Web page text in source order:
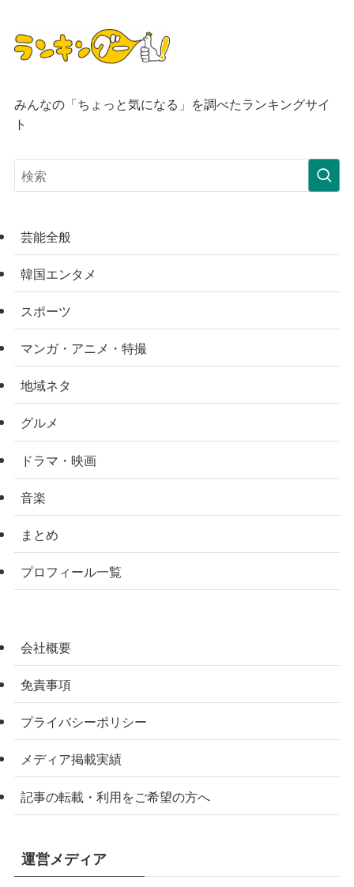
みんなの「ちょっと気になる」を調べたランキングサイ
ト
芸能全般
韓国エンタメ
スポーツ
マンガ・アニメ・特撮
地域ネタ
グルメ
ドラマ・映画
音楽
まとめ
プロフィール一覧
会社概要
免責事項
プライバシーポリシー
メディア掲載実績
記事の転載・利用をご希望の方へ
運営メディア